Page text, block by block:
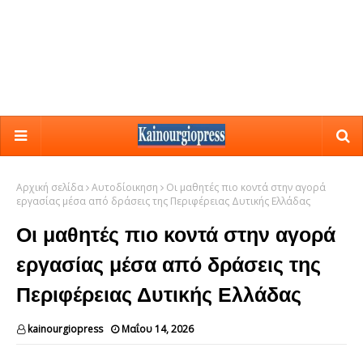
Αρχική σελίδα Αυτοδίοικηση
Οι μαθητές πιο κοντά στην αγορά
εργασίας μέσα από δράσεις της Περιφέρειας Δυτικής Ελλάδας
Οι μαθητές πιο κοντά στην αγορά
εργασίας μέσα από δράσεις της
Περιφέρειας Δυτικής Ελλάδας
kainourgiopress Μαΐου 14, 2026